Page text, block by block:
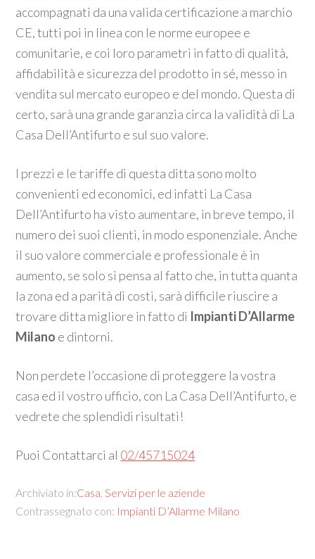
accompagnati da una valida certificazione a marchio
CE, tutti poi in linea con le norme europee e
comunitarie, e coi loro parametri in fatto di qualità,
affidabilità e sicurezza del prodotto in sé, messo in
vendita sul mercato europeo e del mondo. Questa di
certo, sarà una grande garanzia circa la validità di La
Casa Dell’Antifurto e sul suo valore.
I prezzi e le tariffe di questa ditta sono molto
convenienti ed economici, ed infatti La Casa
Dell’Antifurto ha visto aumentare, in breve tempo, il
numero dei suoi clienti, in modo esponenziale. Anche
il suo valore commerciale e professionale è in
aumento, se solo si pensa al fatto che, in tutta quanta
la zona ed a parità di costi, sarà difficile riuscire a
trovare ditta migliore in fatto di Impianti D’Allarme
Milano e dintorni.
Non perdete l’occasione di proteggere la vostra
casa ed il vostro ufficio, con La Casa Dell’Antifurto, e
vedrete che splendidi risultati!
Puoi Contattarci al 02/45715024
Archiviato in:Casa ,Servizi per le aziende
Contrassegnato con: Impianti D’Allarme Milano